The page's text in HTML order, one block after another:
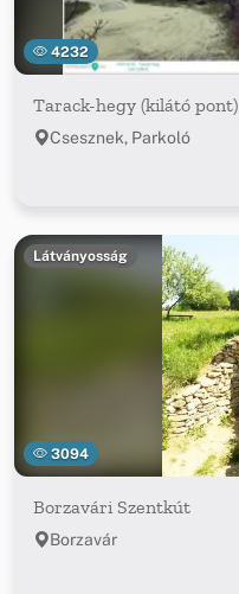
4232
Tarack-hegy (kilátó pont)
Csesznek, Parkoló
3094
Látványosság
Borzavári Szentkút
Borzavár